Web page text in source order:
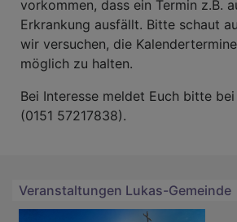
vorkommen, dass ein Termin z.B.
Erkrankung ausfällt. Bitte schaut
wir versuchen, die
möglich zu halten.
Bei Interesse meldet Euch bitte
(0151 57217838).
Veranstaltungen Lukas-Gemeinde